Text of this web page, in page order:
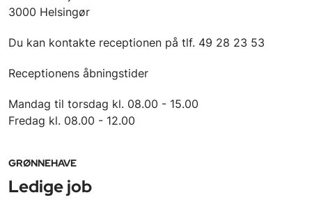
3000 Helsingør
Du kan kontakte receptionen på tlf. 49 28 23 53
Receptionens åbningstider
Mandag til torsdag kl. 08.00 - 15.00
Fredag kl. 08.00 - 12.00
GRØNNEHAVE
Ledige job